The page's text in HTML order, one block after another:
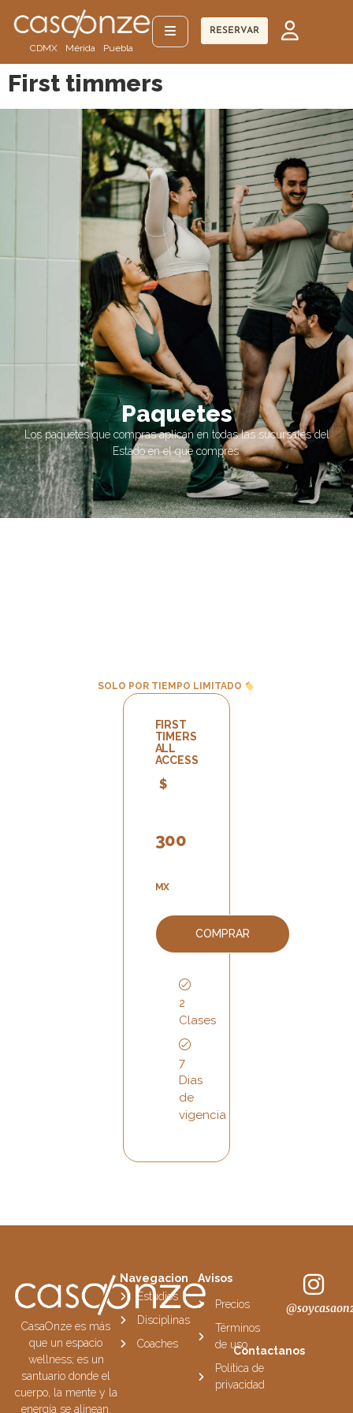
CDMX Mérida Puebla
RESERVAR
First timmers
Paquetes
Los paquetes que compras aplican en todas las sucursales del
Estado en el que compres.
SOLO POR TIEMPO LIMITADO
FIRST
TIMERS
ALL
ACCESS
$
300
MX
2
Clases
7
Dias
de
vigencia
COMPRAR
CasaOnze es más
que un espacio
wellness; es un
santuario donde el
cuerpo, la mente y la
energía se alinean.
Navegacion
Estudios
Disciplinas
Coaches
Avisos
Precios
Términos
de uso
Política de
privacidad
Contactanos